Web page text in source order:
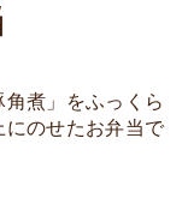
煮」をふっくら
のせたお弁当で